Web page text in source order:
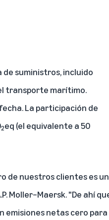
suministros, incluido
transporte marítimo.
La participación de
2eq (el equivalente a 50
de nuestros clientes es un
Moller–Maersk. "De ahí
emisiones netas cero para